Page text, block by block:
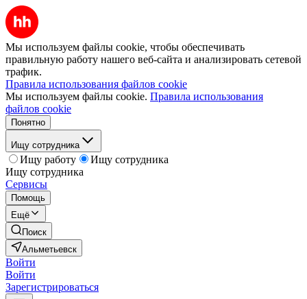
Мы используем файлы cookie, чтобы обеспечивать
правильную работу нашего веб-сайта и анализировать сетевой
трафик.
Правила использования файлов cookie
Мы используем файлы cookie. Правила использования
файлов cookie
Понятно
Ищу сотрудника
Ищу работу
Ищу сотрудника
Ищу сотрудника
Сервисы
Помощь
Ещё
Поиск
Альметьевск
Войти
Войти
Зарегистрироваться